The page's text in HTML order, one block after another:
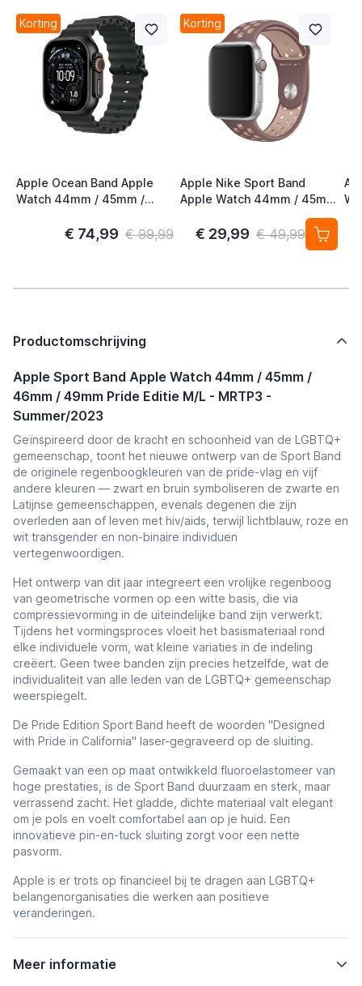
Korting
Apple Ocean Band Apple
Watch 44mm / 45mm /
Titanium€ 74,99 € 99,99
Korting
Apple Nike Sport Band
Apple Watch 44mm / 45mm
/ 46mm / 49mm Smokey
Mauve / Particle Beige
€ 29,99 € 49,99
Productomschrijving
Apple Sport Band Apple Watch 44mm / 45mm /
46mm / 49mm Pride Editie M/L - MRTP3 -
Summer/2023
Geïnspireerd door de kracht en schoonheid van de LGBTQ+
gemeenschap, toont het nieuwe ontwerp van de Sport Band
de originele regenboogkleuren van de pride-vlag en vijf
andere kleuren — zwart en bruin symboliseren de zwarte en
Latijnse gemeenschappen, evenals degenen die zijn
overleden aan of leven met hiv/aids, terwijl lichtblauw, roze en
wit transgender en non-binaire individuen
vertegenwoordigen.
Het ontwerp van dit jaar integreert een vrolijke regenboog
van geometrische vormen op een witte basis, die via
compressievorming in de uiteindelijke band zijn verwerkt.
Tijdens het vormingsproces vloeit het basismateriaal rond
elke individuele vorm, wat kleine variaties in de indeling
creëert. Geen twee banden zijn precies hetzelfde, wat de
individualiteit van alle leden van de LGBTQ+ gemeenschap
weerspiegelt.
De Pride Edition Sport Band heeft de woorden "Designed
with Pride in California" laser-gegraveerd op de sluiting.
Gemaakt van een op maat ontwikkeld fluoroelastomeer van
hoge prestaties, is de Sport Band duurzaam en sterk, maar
verrassend zacht. Het gladde, dichte materiaal valt elegant
om je pols en voelt comfortabel aan op je huid. Een
innovatieve pin-en-tuck sluiting zorgt voor een nette
pasvorm.
Apple is er trots op financieel bij te dragen aan LGBTQ+
belangenorganisaties die werken aan positieve
veranderingen.
Meer informatie